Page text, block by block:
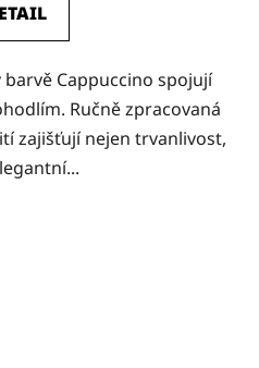
Cappuccino spojují
Ručně zpracovaná
zajišťují nejen trvanlivost,